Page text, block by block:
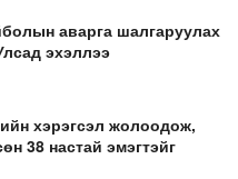
аварга шалгаруулах
эхэллээ
хэрэгсэл жолоодож,
38 настай эмэгтэйг